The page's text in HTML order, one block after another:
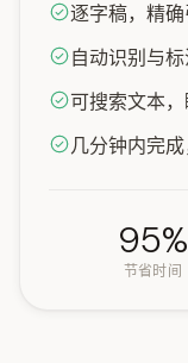
逐字稿，精确
自动识别与
可搜索文本
几分钟内完
95%
节省时间